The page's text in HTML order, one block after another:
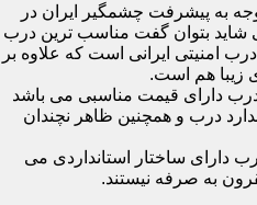
به پیشرفت چشمگیر ایران در
شاید بتوان گفت مناسب ترین درب
امنیتی ایرانی است که علاوه بر
زیبا هم است.
دارای قیمت مناسبی می باشد
درب و همچنین ظاهر نچندان
ساختار استانداردی می
به صرفه نیستند.